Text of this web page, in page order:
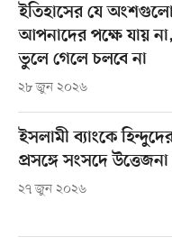
ইতিহাসের যে
আপনাদের পক্ষে যায়
ভুলে গেলে চলবে না
২৮ জুন ২০২৬
ইসলামী ব্যাংকে
প্রসঙ্গে সংসদে উত্তেজনা
২৭ জুন ২০২৬